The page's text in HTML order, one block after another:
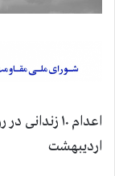
اعدام ۱۰
اردیبهشت